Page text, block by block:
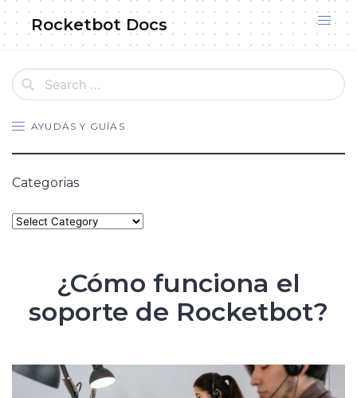
Skip
to
content
Rocketbot Docs
AYUDAS Y GUÍAS
Categorias
Categories
¿Cómo funciona el
soporte de Rocketbot?